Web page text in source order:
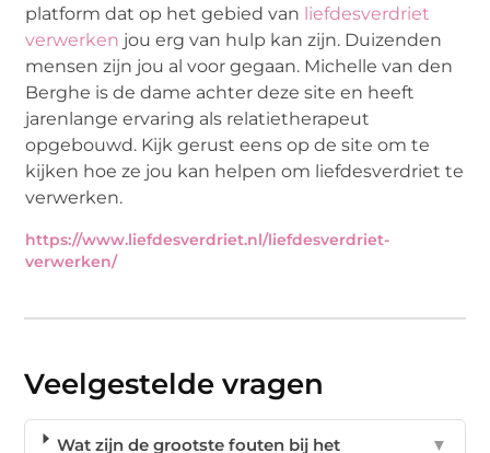
platform dat op het gebied van liefdesverdriet
verwerken jou erg van hulp kan zijn. Duizenden
mensen zijn jou al voor gegaan. Michelle van den
Berghe is de dame achter deze site en heeft
jarenlange ervaring als relatietherapeut
opgebouwd. Kijk gerust eens op de site om te
kijken hoe ze jou kan helpen om liefdesverdriet te
verwerken.
https://www.liefdesverdriet.nl/liefdesverdriet-
verwerken/
Veelgestelde vragen
Wat zijn de grootste fouten bij het ▼